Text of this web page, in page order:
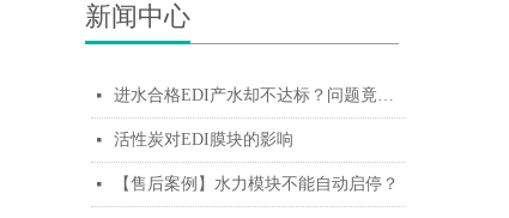
新闻中心
넷 进水合格EDI产水却不达标？问题竟出在这个配件！
넷 活性炭对EDI膜块的影响
넷 【售后案例】水力模块不能自动启停？